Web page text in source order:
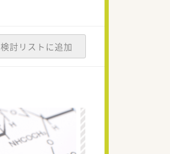
検討リストに追加